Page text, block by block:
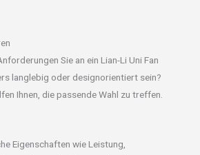
Sie an ein Lian-Li Uni Fan
langlebig oder designorientiert sein?
Ihnen, die passende Wahl zu treffen.
Eigenschaften wie Leistung,